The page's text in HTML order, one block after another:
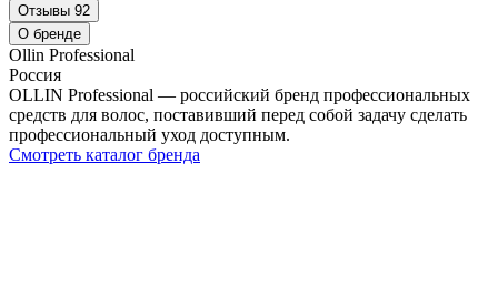
Отзывы 92
О бренде
Ollin Professional
Россия
OLLIN Professional — российский бренд профессиональных
средств для волос, поставивший перед собой задачу сделать
профессиональный уход доступным.
Смотреть каталог бренда